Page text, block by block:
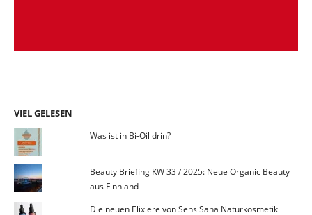
VIEL GELESEN
Was ist in Bi-Oil drin?
Beauty Briefing KW 33 / 2025: Neue Organic Beauty
aus Finnland
Die neuen Elixiere von SensiSana Naturkosmetik